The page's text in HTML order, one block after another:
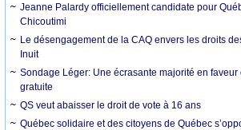
Jeanne Palardy officiellement candidate pour
Chicoutimi
Le désengagement de la CAQ envers les droits
Inuit
Sondage Léger: Une écrasante majorité en faveur
gratuite
QS veut abaisser le droit de vote à 16 ans
Québec solidaire et des citoyens de Québec